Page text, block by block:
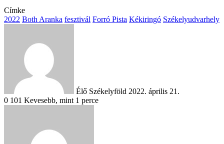
Címke
2022 Both Aranka fesztivál Forró Pista Kékiringó Székelyudvarhely
Élő Székelyföld 2022. április 21.
0 101 Kevesebb, mint 1 perce